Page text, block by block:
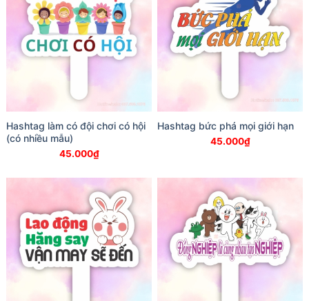
Hashtag làm có đội chơi có hội
(có nhiều mẫu)
45.000₫
Hashtag bức phá mọi giới hạn
45.000₫